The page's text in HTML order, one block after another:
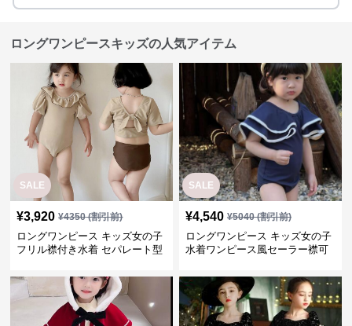
ロングワンピースキッズの人気アイテム
SALE
¥3,920 ¥4350(割引前)
ロングワンピース キッズ女の子
フリル襟付き水着 セパレート型
SALE
¥4,540 ¥5040(割引前)
ロングワンピース キッズ女の子
水着ワンピース風セーラー襟可